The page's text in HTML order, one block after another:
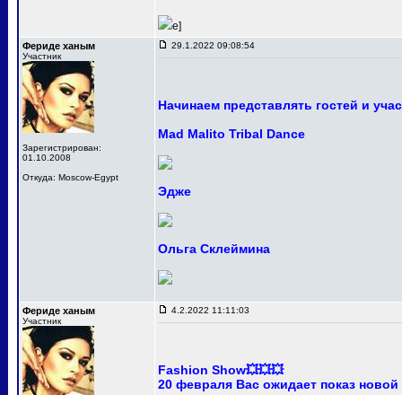
e]
Фериде ханым
Участник
Зарегистрирован:
01.10.2008
Откуда: Moscow-Egypt
29.1.2022 09:08:54
Начинаем представлять гостей и
Mad Malito Tribal Dance
Эдже
Ольга Склеймина
Фериде ханым
Участник
4.2.2022 11:11:03
Fashion Show💥💥💥
20 февраля Вас ожидает показ